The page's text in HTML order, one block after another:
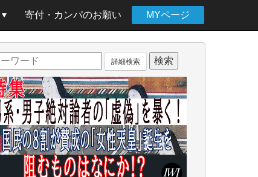
寄付・カンパのお願い MYページ
詳細検索